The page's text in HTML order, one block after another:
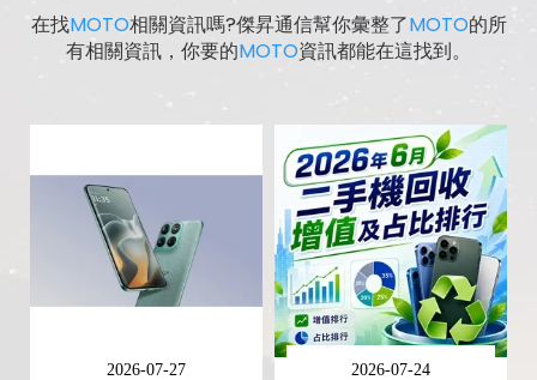
在找MOTO相關資訊嗎?傑昇通信幫你彙整了MOTO的所
有相關資訊，你要的MOTO資訊都能在這找到。
2026-07-27 2026-07-24